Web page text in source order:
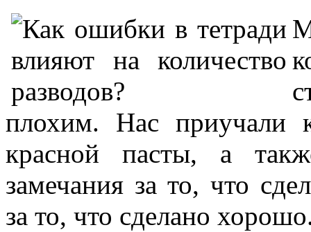
плохим. Нас
красной пасты, а
замечания за то, что
за то, что сделано